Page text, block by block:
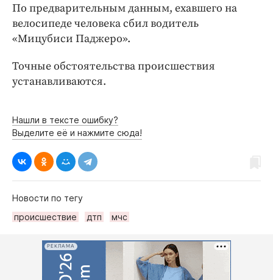
По предварительным данным, ехавшего на
велосипеде человека сбил водитель
«Мицубиси Паджеро».
Точные обстоятельства происшествия
устанавливаются.
Нашли в тексте ошибку?
Выделите её и нажмите сюда!
Новости по тегу
происшествие
дтп мчс
РЕКЛАМА